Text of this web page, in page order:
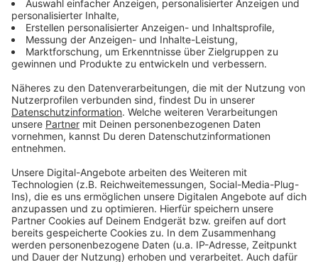
Anzeige
Mehr zum Langen Abend der Studienberatung:
Das ist die HHU Düsseldorf:
Studienangebot der HHU:
Anzeige